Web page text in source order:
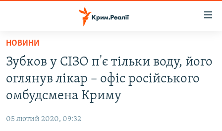
Перейти
основного
матеріалу
Перейти
до
основної
НОВИНИ
ВОДА.КРИМ
ВІДЕО ТА ФОТО
БЛОГИ
НОВИНИ
Зубков у СІЗО п'є тільки воду, його
оглянув лікар – офіс російського
омбудсмена Криму
05 лютий 2020, 09:32